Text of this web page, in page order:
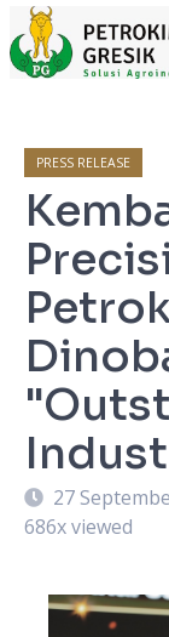
PRESS RELEASE
27
686x viewed